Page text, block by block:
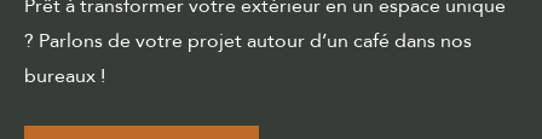
Prêt à transformer votre extérieur en un espace unique
? Parlons de votre projet autour d’un café dans nos
bureaux !